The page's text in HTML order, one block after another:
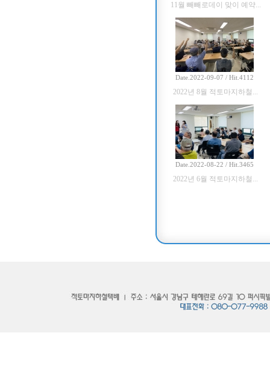
11월 빼빼로데이 맞이 예약...
Date.2022-09-07 / Hit.4112
2022년 8월 적토마지하철...
Date.2022-08-22 / Hit.3465
2022년 6월 적토마지하철...